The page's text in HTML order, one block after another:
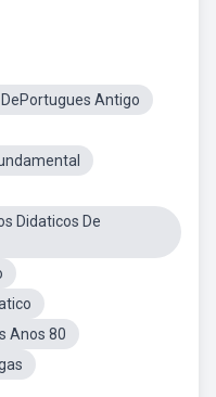
DePortugues Antigo
Didaticos De
Anos 80